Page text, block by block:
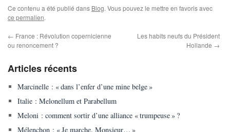
Ce contenu a été publié dans Blog. Vous pouvez le mettre en favoris avec
ce permalien.
← France : Révolution copernicienne
ou renoncement ?
Les habits neufs du Président
Hollande →
Articles récents
Marcinelle : « dans l’enfer d’une mine belge »
Italie : Melonellum et Parabellum
Meloni : comment sortir d’une alliance « trumpeuse » ?
Mélenchon : « Je marche, Monsieur… »